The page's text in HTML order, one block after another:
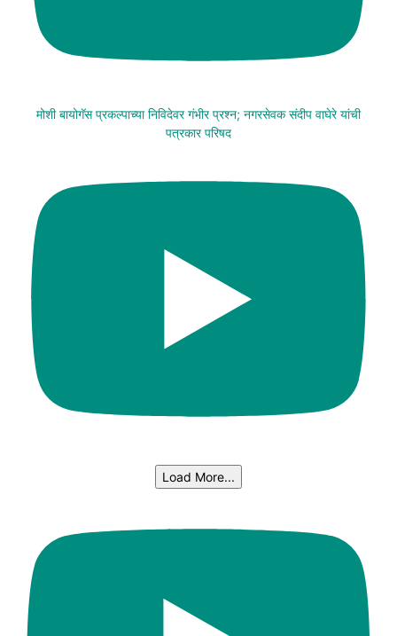
मोशी बायोगॅस प्रकल्पाच्या निविदेवर गंभीर प्रश्न; नगरसेवक संदीप वाघेरे यांची
पत्रकार परिषद
Load More...